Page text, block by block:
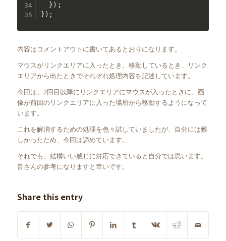
} ) ;
} ) ;
内容はコメントアウトに書いてあるとおりになります。
マウスがリンクエリアに入ったとき、移動しているとき、リンク
エリアから出たときでそれぞれ処理内容を記述しています。
今回は、2回目以降にリンクエリアにマウスが入ったときに、画
像が前回のリンクエリアに入った場所から移動するようになって
います。
これを解消するための処理を色々試していましたが、自分には難
しかったため、今回は諦めています。
それでも、結構いい感じに対応できていると自分では思います。
皆さんの参考になりますと幸いです。
Share this entry